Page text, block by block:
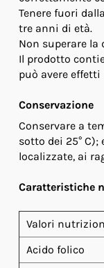
Tenere fuori
tre anni di età.
Non superare
Il prodotto
può avere
Conservazione
Conservare a
sotto dei 25°
localizzate, ai
Caratteristiche
Valori
Acido folico